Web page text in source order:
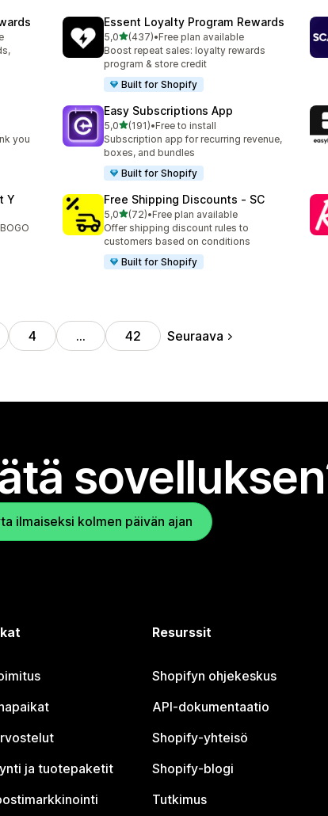
Essent Loyalty Program Rewards
5,0/ 5 tähteä
(437)
437 arvostelua yhteensä
•Free plan available
Boost repeat sales: loyalty rewards
program & store credit
Built for Shopify
you
Easy Subscriptions App
5,0/ 5 tähteä
(191)
191 arvostelua yhteensä
•Free to install
Subscription app for recurring revenue,
boxes, and bundles
Built for Shopify
Y Free Shipping Discounts ‑ SC
5,0/ 5 tähteä
(72)
72 arvostelua yhteensä
•Free plan available
Offer shipping discount rules to
customers based on conditions
Built for Shopify
4 … 42 Seuraava
ilmaiseksi kolmen päivän ajan
ja tuotepaketit
Resurssit
Shopifyn ohjekeskus
API-dokumentaatio
Shopify-yhteisö
Shopify-blogi
Tutkimus